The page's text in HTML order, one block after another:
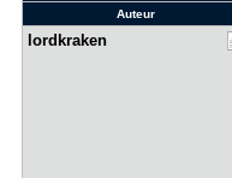
Auteur
lordkraken